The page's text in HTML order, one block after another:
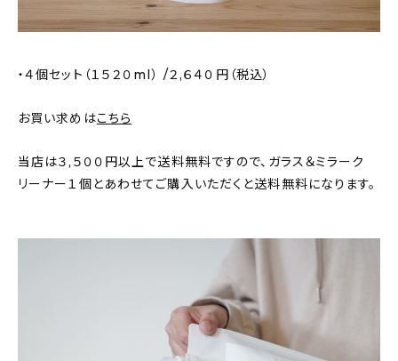
・４個セット（１５２０ml） /２,６４０円（税込）
お買い求めはこちら
当店は３,５００円以上で送料無料ですので、ガラス＆ミラーク
リーナー１個とあわせてご購入いただくと送料無料になります。